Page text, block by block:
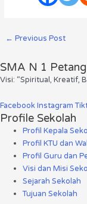
← Previous Post
SMA N 1 Petang
Visi: “Spiritual, Kreatif,
FacebookInstagram
Profile Sekolah
Profil Kepala
Profil KTU dan
Profil Guru dan
Visi dan Misi
Sejarah Sekolah
Tujuan Sekolah